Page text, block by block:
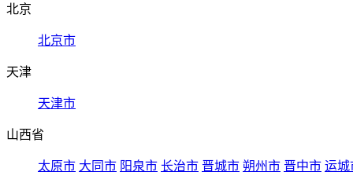
北京
北京市
天津
天津市
山西省
太原市 大同市 阳泉市 长治市 晋城市 朔州市 晋中市 运城